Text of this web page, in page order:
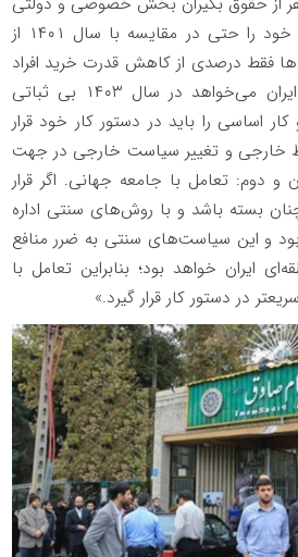
سهم زیادی از قدرت خرید خود را حتی در مقایسه با سال ۱۴۰۱ از
فقط درصدی از کاهش قدرت خرید افراد
را جبران کرده. اگر دولت ایران می‌خواهد در سال ۱۴۰۳ بی ثباتی
کار اساسی را باید در دستور کار خود قرار
خارجی و تغییر سیاست خارجی در جهت
و دوم: تعامل با جامعه جهانی. اگر قرار
بسته باشد و با روش‌های سنتی اداره
و این سیاست‌های سنتی به ضرر منافع
ایران خواهد بود؛ بنابراین تعامل با
در دستور کار قرار گیرد.»